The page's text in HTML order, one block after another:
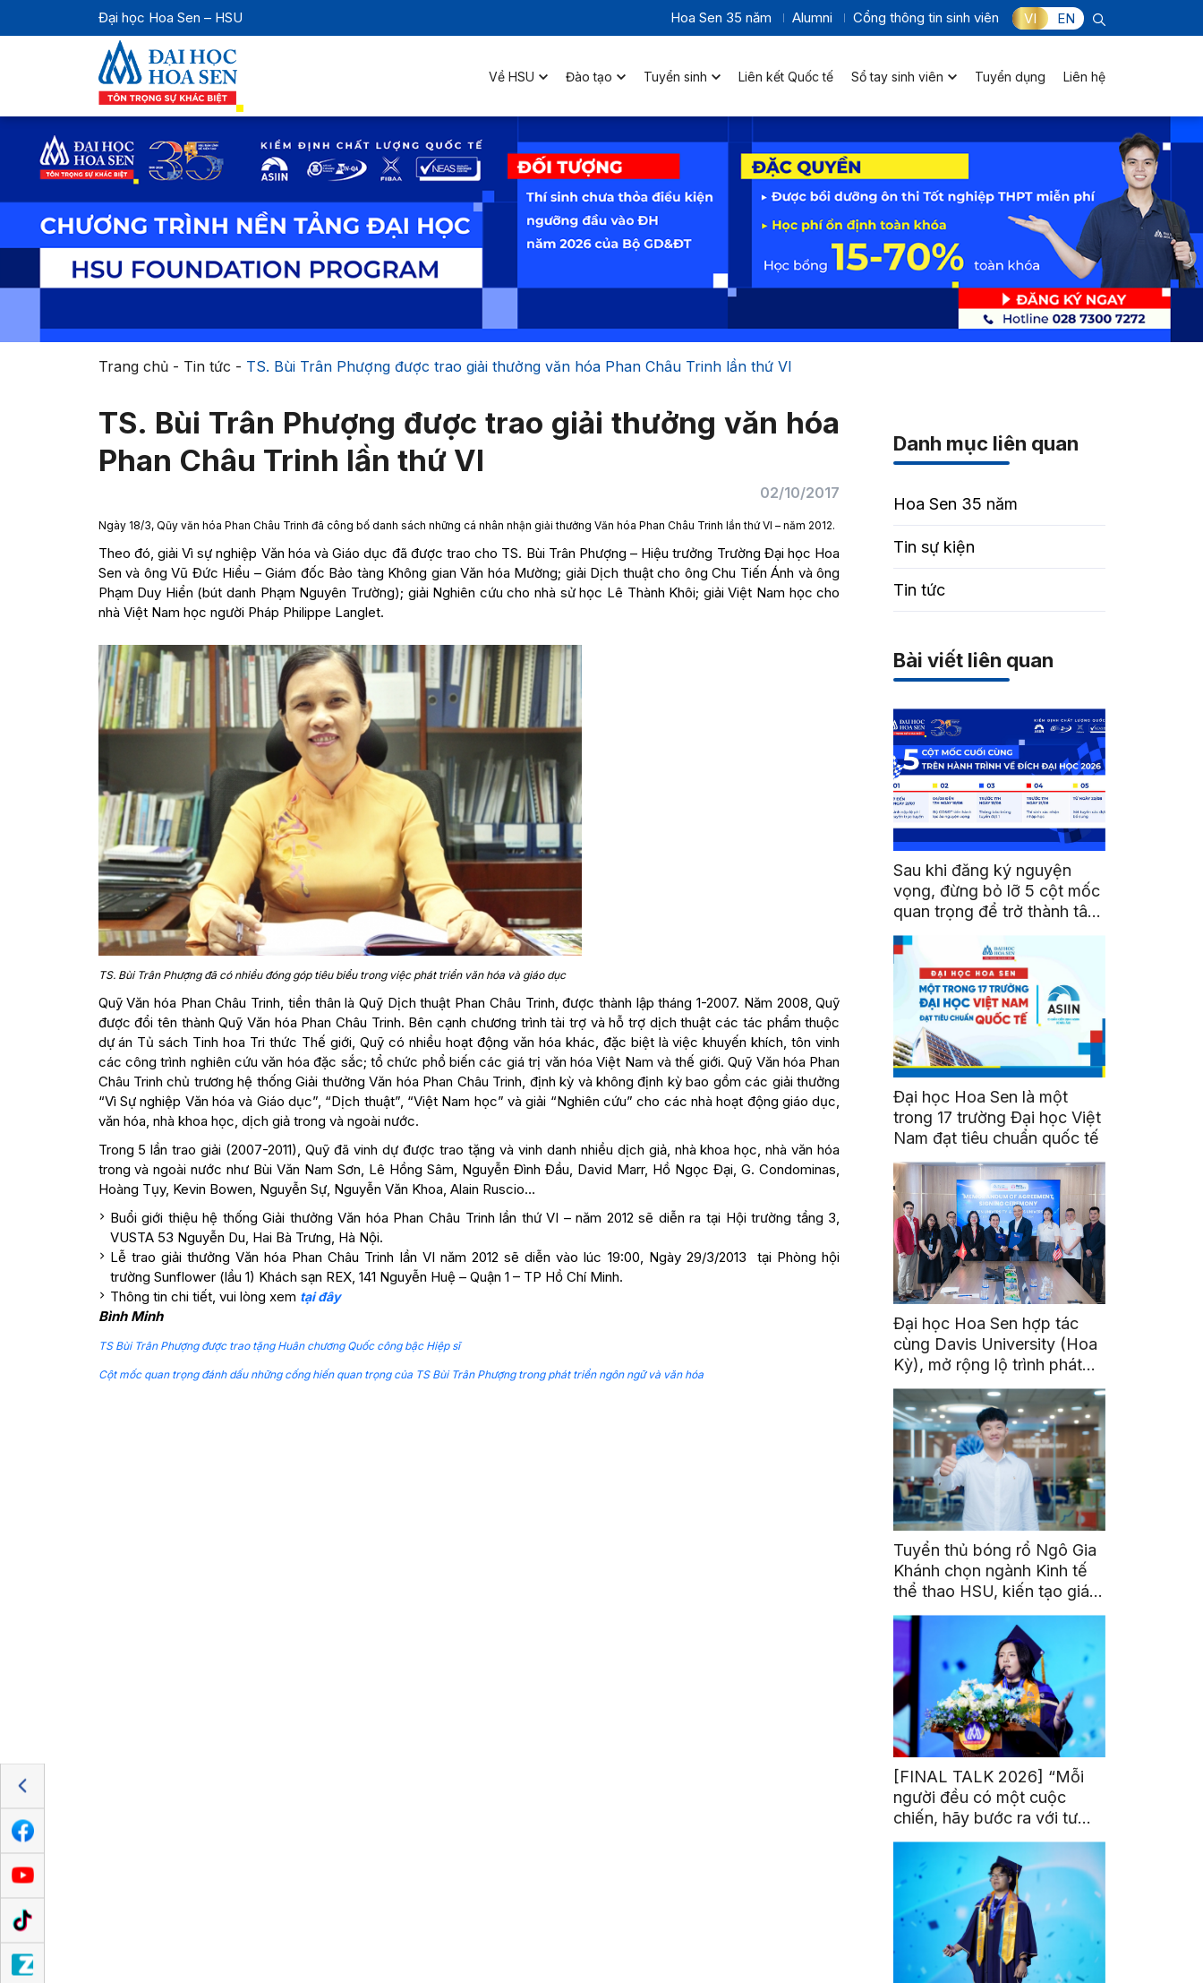
Đại học Hoa Sen – HSU Hoa Sen 35 năm Alumni Cổng thông tin sinh viên VI EN
Về HSU Đào tạo Tuyển sinh Liên kết Quốc tế Sổ tay sinh viên Tuyển dụng Liên hệ
Trang chủ- Tin tức - TS. Bùi Trân Phượng được trao giải thưởng văn hóa Phan Châu Trinh lần thứ VI
TS. Bùi Trân Phượng được trao giải thưởng văn hóa
Phan Châu Trinh lần thứ VI
02/10/2017
Ngày 18/3, Qũy văn hóa Phan Châu Trinh đã công bố danh sách những cá nhân nhận giải thưởng Văn hóa Phan Châu Trinh lần thứ VI – năm 2012.
Theo đó, giải Vì sự nghiệp Văn hóa và Giáo dục đã được trao cho TS. Bùi Trân Phượng – Hiệu trưởng Trường Đại học Hoa
Sen và ông Vũ Đức Hiểu – Giám đốc Bảo tàng Không gian Văn hóa Mường; giải Dịch thuật cho ông Chu Tiến Ánh và ông
Phạm Duy Hiển (bút danh Phạm Nguyên Trường); giải Nghiên cứu cho nhà sử học Lê Thành Khôi; giải Việt Nam học cho
nhà Việt Nam học người Pháp Philippe Langlet.
TS. Bùi Trân Phượng đã có nhiều đóng góp tiêu biểu trong việc phát triển văn hóa và giáo dục
Quỹ Văn hóa Phan Châu Trinh, tiền thân là Quỹ Dịch thuật Phan Châu Trinh, được thành lập tháng 1-2007. Năm 2008, Quỹ
được đổi tên thành Quỹ Văn hóa Phan Châu Trinh. Bên cạnh chương trình tài trợ và hỗ trợ dịch thuật các tác phẩm thuộc
dự án Tủ sách Tinh hoa Tri thức Thế giới, Quỹ có nhiều hoạt động văn hóa khác, đặc biệt là việc khuyến khích, tôn vinh
các công trình nghiên cứu văn hóa đặc sắc; tổ chức phổ biến các giá trị văn hóa Việt Nam và thế giới. Quỹ Văn hóa Phan
Châu Trinh chủ trương hệ thống Giải thưởng Văn hóa Phan Châu Trinh, định kỳ và không định kỳ bao gồm các giải thưởng
“Vì Sự nghiệp Văn hóa và Giáo dục”, “Dịch thuật”, “Việt Nam học” và giải “Nghiên cứu” cho các nhà hoạt động giáo dục,
văn hóa, nhà khoa học, dịch giả trong và ngoài nước.
Trong 5 lần trao giải (2007-2011), Quỹ đã vinh dự được trao tặng và vinh danh nhiều dịch giả, nhà khoa học, nhà văn hóa
trong và ngoài nước như Bùi Văn Nam Sơn, Lê Hồng Sâm, Nguyễn Đình Đầu, David Marr, Hồ Ngọc Đại, G. Condominas,
Hoàng Tụy, Kevin Bowen, Nguyễn Sự, Nguyễn Văn Khoa, Alain Ruscio…
Buổi giới thiệu hệ thống Giải thưởng Văn hóa Phan Châu Trinh lần thứ VI – năm 2012 sẽ diễn ra tại Hội trường tầng 3,
VUSTA 53 Nguyễn Du, Hai Bà Trưng, Hà Nội.
Lễ trao giải thưởng Văn hóa Phan Châu Trinh lần VI năm 2012 sẽ diễn vào lúc 19:00, Ngày 29/3/2013 tại Phòng hội
trường Sunflower (lầu 1) Khách sạn REX, 141 Nguyễn Huệ – Quận 1 – TP Hồ Chí Minh.
Thông tin chi tiết, vui lòng xem tại đây
Bình Minh
TS Bùi Trân Phượng được trao tặng Huân chương Quốc công bậc Hiệp sĩ
Cột mốc quan trọng đánh dấu những cống hiến quan trọng của TS Bùi Trân Phượng trong phát triển ngôn ngữ và văn hóa
Danh mục liên quan
Hoa Sen 35 năm
Tin sự kiện
Tin tức
Bài viết liên quan
Sau khi đăng ký nguyện
vọng, đừng bỏ lỡ 5 cột mốc
quan trọng để trở thành tân
sinh viên HSU
Đại học Hoa Sen là một
trong 17 trường Đại học Việt
Nam đạt tiêu chuẩn quốc tế
Đại học Hoa Sen hợp tác
cùng Davis University (Hoa
Kỳ), mở rộng lộ trình phát
triển toàn cầu cho sinh viên
Tuyển thủ bóng rổ Ngô Gia
Khánh chọn ngành Kinh tế
thể thao HSU, kiến tạo giá
trị từ đam mê thể thao
[FINAL TALK 2026] “Mỗi
người đều có một cuộc
chiến, hãy bước ra với tư
thế của người chiến thắng”